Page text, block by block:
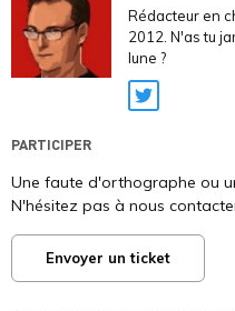
Rédacteur en
2012. N'as tu
lune ?
Twitter
PARTICIPER
Une faute d'orthographe ou
N'hésitez pas à nous
Envoyer un ticket